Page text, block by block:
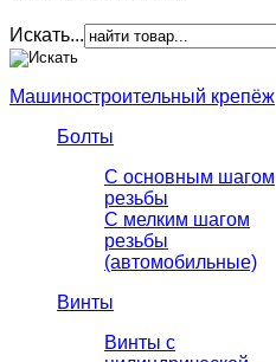
Искать...
Машиностроительный крепёж
Болты
С основным шагом
резьбы
C мелким шагом
резьбы
(автомобильные)
Винты
Винты с